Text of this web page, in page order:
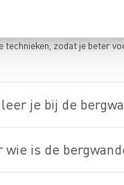
de bergen in.
van
zodat je beter
je bij de
wie is de